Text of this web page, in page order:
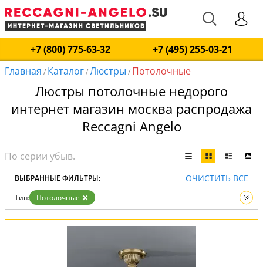
+7 (800) 775-63-32
+7 (495) 255-03-21
Главная / Каталог/Люстры / Потолочные
Люстры потолочные недорого
интернет магазин москва распродажа
Reccagni Angelo
ВЫБРАННЫЕ ФИЛЬТРЫ: ОЧИСТИТЬ ВСЕ
Тип:
Потолочные
Ценовая группа:
Недорогие
Распродажа